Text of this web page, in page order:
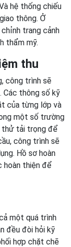
hệ thống chiếu
thông. Ở
trang cảnh
thẩm mỹ.
thu
công trình sẽ
Các thông số kỹ
của từng lớp và
một số trường
thử tải trọng để
công trình sẽ
Hồ sơ hoàn
hoàn thiện để
một quá trình
đều đòi hỏi kỹ
hợp chặt chẽ